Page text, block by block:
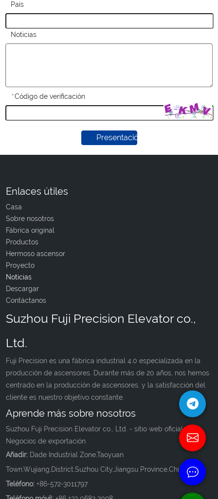
País
Noticias
*Código de verificación
Presentación
Enlaces útiles
Casa
Sobre nosotros
Fábrica original
Productos
Hermoso ascensor
Proyecto
Noticias
Descargar
Contáctanos
Suzhou Fuji Precision Elevator co.,
Ltd.
Fuji Precision es una fábrica industrial 4.0 especializada en la
producción de ascensores. Durante más de 20 años, nos hemos
centrado en la producción de ascensores, y la satisfacción del
cliente es nuestro objetivo constante.
Aprende más sobre nosotros
Suzhou Fuji Precision Elevator co., Ltd. - sitio web oficial de
Negocios de exportación
Añadir: Dade Industrial Zone,Taoyuan
Town,Wujiang,District,Suzhou City,Jiangsu Province,China.
Teléfono: +86-572-3011797